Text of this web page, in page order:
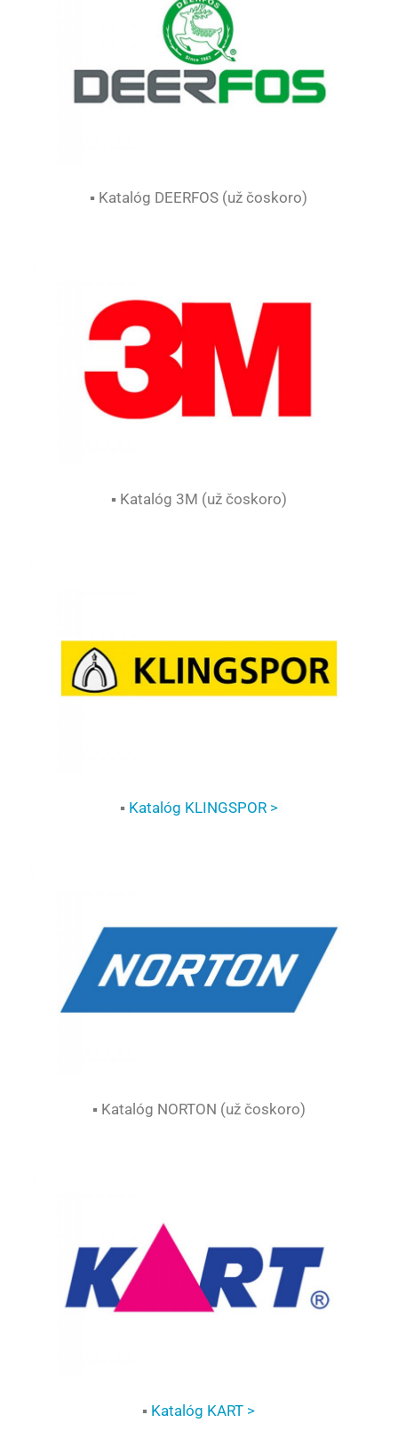
▪ Katalóg DEERFOS (už čoskoro)
▪ Katalóg 3M (už čoskoro)
▪ Katalóg KLINGSPOR >
▪ Katalóg NORTON (už čoskoro)
▪ Katalóg KART >